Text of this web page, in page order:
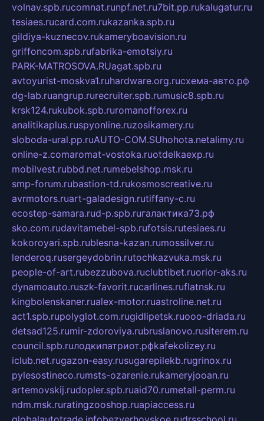
volnav.spb.rucomnat.runpf.net.ru7bit.pp.rukalugatur.ru
tesiaes.rucard.com.rukazanka.spb.ru
gildiya-kuznecov.rukameryboavision.ru
griffoncom.spb.rufabrika-emotsiy.ru
PARK-MATROSOVA.RUagat.spb.ru
avtoyurist-moskva1.ruhardware.org.ruсхема-авто.рф
dg-lab.ruangrup.rurecruiter.spb.rumusic8.spb.ru
krsk124.rukubok.spb.ruromanofforex.ru
analitikaplus.ruspyonline.ruzosikamery.ru
sloboda-ural.pp.ruAUTO-COM.SUhohota.netalimy.ru
online-z.comaromat-vostoka.ruotdelkaexp.ru
mobilvest.rubbd.net.rumebelshop.msk.ru
smp-forum.rubastion-td.rukosmoscreative.ru
avrmotors.ruart-galadesign.rutiffany-c.ru
ecostep-samara.rud-p.spb.ruгалактика73.рф
sko.com.rudavitamebel-spb.rufotsis.rutesiaes.ru
kokoroyari.spb.rublesna-kazan.rumossilver.ru
lenderoq.rusergeydobrin.rutochkazvuka.msk.ru
people-of-art.rubezzubova.ruclubtibet.ruorior-aks.ru
dynamoauto.ruszk-favorit.rucarlines.ruflatnsk.ru
kingbolenskaner.rualex-motor.ruastroline.net.ru
act1.spb.rupolyglot.com.rugidlipetsk.ruooo-driada.ru
detsad125.rumir-zdoroviya.rubruslanovo.rusiterem.ru
council.spb.ruлодкипатриот.рфkafekolizey.ru
iclub.net.rugazon-easy.rusugarepilekb.rugrinox.ru
pylesostineco.rumsts-ozarenie.rukameryjooan.ru
artemovskij.rudopler.spb.ruaid70.rumetall-perm.ru
ndm.msk.ruratingzooshop.ruapiaccess.ru